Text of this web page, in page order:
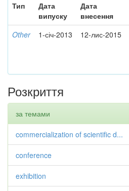
Тип
Дата
випуску
Дата
внесення
Other 1-січ-2013 12-лис-2015
Розкриття
за темами
commercialization of scientific d...
conference
exhibition